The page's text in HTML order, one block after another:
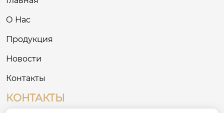
О Нас
Продукция
Новости
Контакты
КОНТАКТЫ